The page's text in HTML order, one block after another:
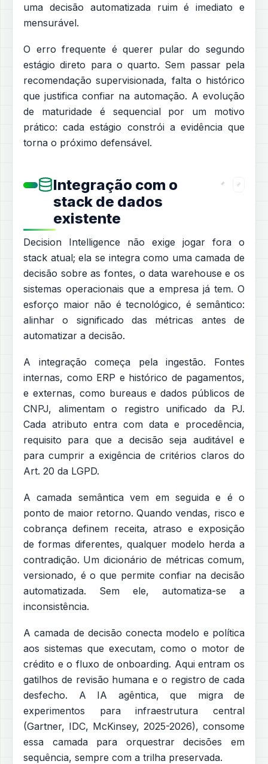
uma decisão automatizada ruim é imediato e
mensurável.
O erro frequente é querer pular do segundo
estágio direto para o quarto. Sem passar pela
recomendação supervisionada, falta o histórico
que justifica confiar na automação. A evolução
de maturidade é sequencial por um motivo
prático: cada estágio constrói a evidência que
torna o próximo defensável.
Integração com o
stack de dados
existente
Decision Intelligence não exige jogar fora o
stack atual; ela se integra como uma camada de
decisão sobre as fontes, o data warehouse e os
sistemas operacionais que a empresa já tem. O
esforço maior não é tecnológico, é semântico:
alinhar o significado das métricas antes de
automatizar a decisão.
A integração começa pela ingestão. Fontes
internas, como ERP e histórico de pagamentos,
e externas, como bureaus e dados públicos de
CNPJ, alimentam o registro unificado da PJ.
Cada atributo entra com data e procedência,
requisito para que a decisão seja auditável e
para cumprir a exigência de critérios claros do
Art. 20 da LGPD.
A camada semântica vem em seguida e é o
ponto de maior retorno. Quando vendas, risco e
cobrança definem receita, atraso e exposição
de formas diferentes, qualquer modelo herda a
contradição. Um dicionário de métricas comum,
versionado, é o que permite confiar na decisão
automatizada. Sem ele, automatiza-se a
inconsistência.
A camada de decisão conecta modelo e política
aos sistemas que executam, como o motor de
crédito e o fluxo de onboarding. Aqui entram os
gatilhos de revisão humana e o registro de cada
desfecho. A IA agêntica, que migra de
experimentos para infraestrutura central
(Gartner, IDC, McKinsey, 2025-2026), consome
essa camada para orquestrar decisões em
sequência, sempre com a trilha preservada.